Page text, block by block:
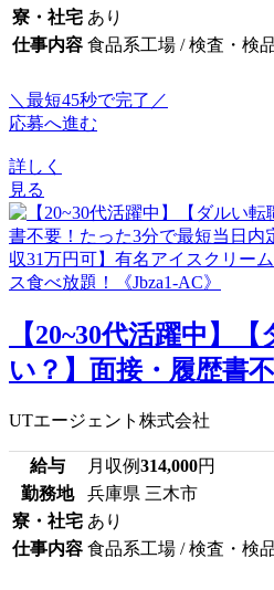
寮・社宅 あり
仕事内容 食品系工場 / 検査・検
＼最短45秒で完了／
応募へ進む
詳しく
見る
【20~30代活躍中】
い？】面接・履歴書
UTエージェント株式会社
給与 月収例314,000円
勤務地
兵庫県 三木市
寮・社宅 あり
仕事内容 食品系工場 / 検査・検